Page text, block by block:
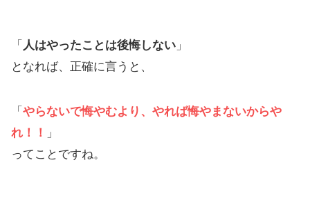
「 人はやったことは後悔しない 」
となれば、正確に言うと、
「 やらないで悔やむより、やれば悔やまないからや
れ！！
」
ってことですね。